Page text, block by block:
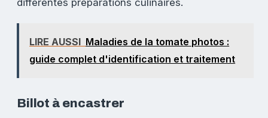
différentes préparations culinaires.
LIRE AUSSI Maladies de la tomate photos :
guide complet d'identification et traitement
Billot à encastrer